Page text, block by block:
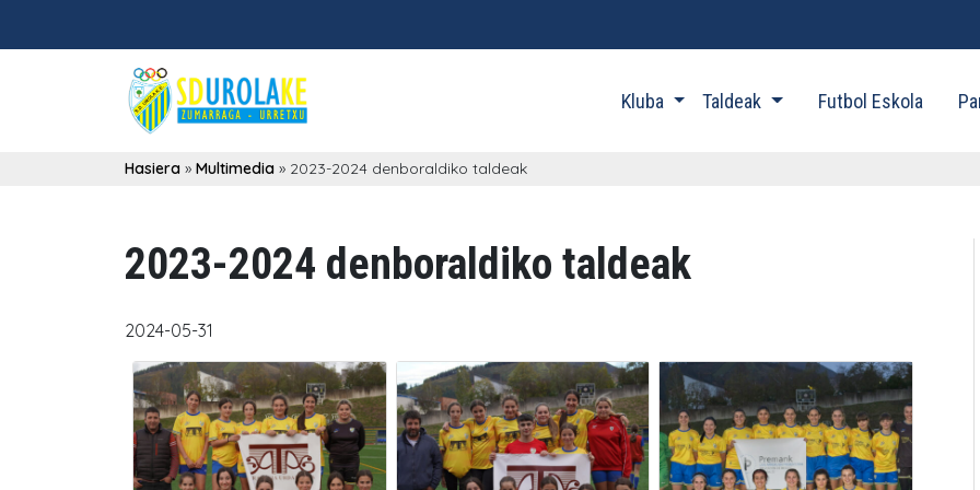
Kluba Taldeak Futbol Eskola
Hasiera » Multimedia » 2023-2024 denboraldiko taldeak
2023-2024 denboraldiko taldeak
2024-05-31